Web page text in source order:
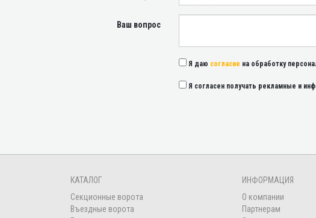
Ваш вопрос
Я даю согласие на обработку
Я согласен получать рекламные и
КАТАЛОГ
Секционные ворота
Въездные ворота
ИНФОРМАЦИЯ
О компании
Партнерам